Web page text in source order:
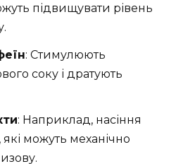
підвищувати рівень
: Стимулюють
соку і дратують
: Наприклад, насіння
які можуть механічно